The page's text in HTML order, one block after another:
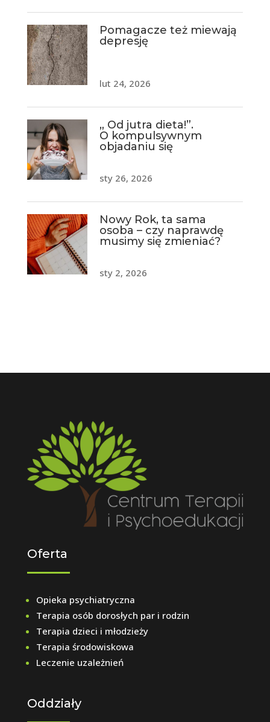
Pomagacze też miewają
depresję
lut 24, 2026
„ Od jutra dieta!”.
O kompulsywnym
objadaniu się
sty 26, 2026
Nowy Rok, ta sama
osoba – czy naprawdę
musimy się zmieniać?
sty 2, 2026
Oferta
Opieka psychiatryczna
Terapia osób dorosłych par i rodzin
Terapia dzieci i młodzieży
Terapia środowiskowa
Leczenie uzależnień
Oddziały